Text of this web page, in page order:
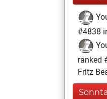
#4838
ranked
Fritz